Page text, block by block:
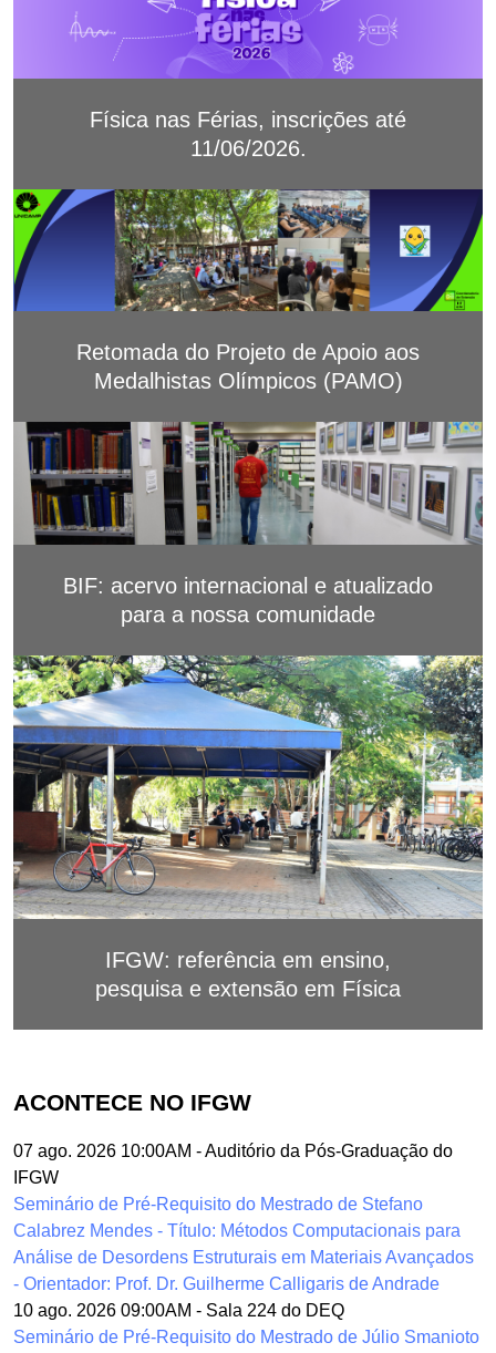
Física nas Férias, inscrições até
11/06/2026.
Retomada do Projeto de Apoio aos
Medalhistas Olímpicos (PAMO)
BIF: acervo internacional e atualizado
para a nossa comunidade
IFGW: referência em ensino,
pesquisa e extensão em Física
ACONTECE NO IFGW
07 ago. 2026 10:00AM -Auditório da Pós-Graduação do
IFGW
Seminário de Pré-Requisito do Mestrado de Stefano
Calabrez Mendes - Título: Métodos Computacionais para
Análise de Desordens Estruturais em Materiais Avançados
- Orientador: Prof. Dr. Guilherme Calligaris de Andrade
10 ago. 2026 09:00AM - Sala 224 do DEQ
Seminário de Pré-Requisito do Mestrado de Júlio Smanioto